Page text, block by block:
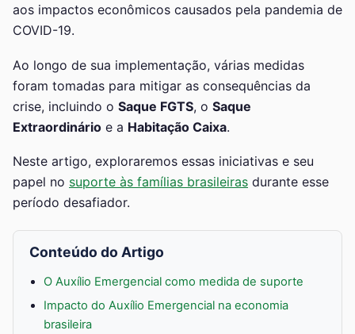
aos impactos econômicos causados pela pandemia de
COVID-19.
Ao longo de sua implementação, várias medidas
foram tomadas para mitigar as consequências da
crise, incluindo o Saque FGTS, o Saque
Extraordinário e a Habitação Caixa.
Neste artigo, exploraremos essas iniciativas e seu
papel no suporte às famílias brasileiras durante esse
período desafiador.
Conteúdo do Artigo
O Auxílio Emergencial como medida de suporte
Impacto do Auxílio Emergencial na economia
brasileira